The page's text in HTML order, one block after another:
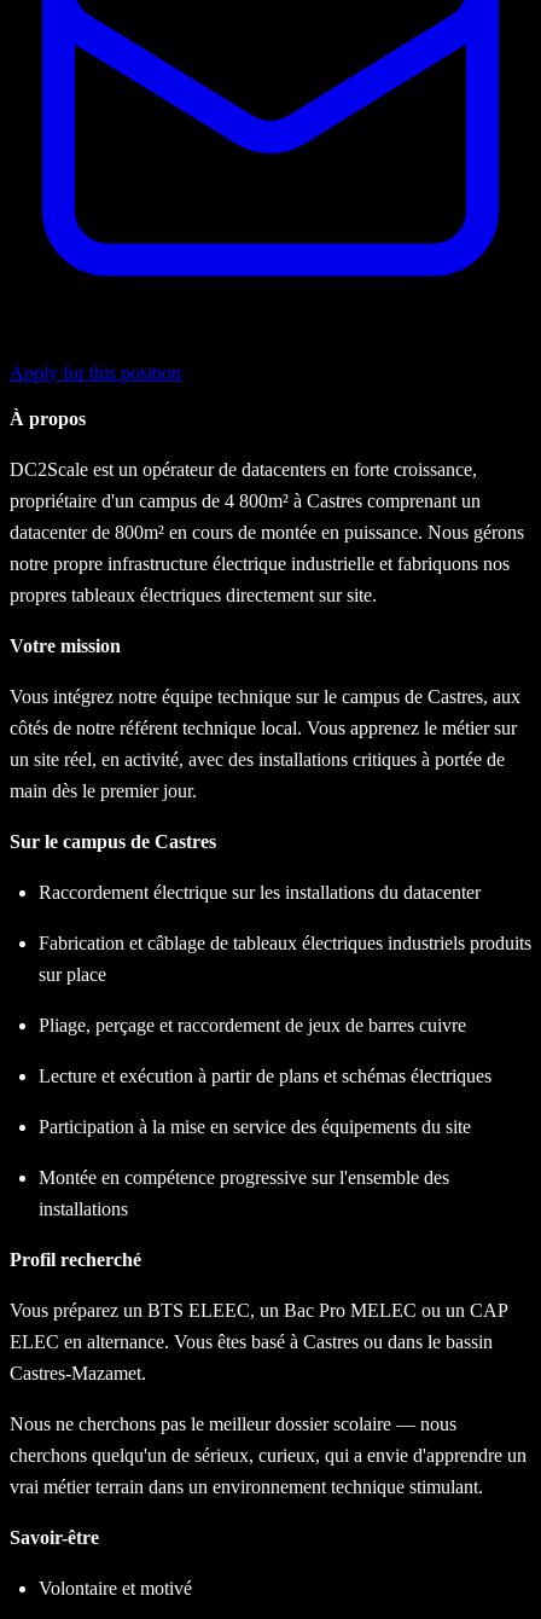
Apply for this position
À propos
DC2Scale est un opérateur de datacenters en forte croissance,
propriétaire d'un campus de 4 800m² à Castres comprenant un
datacenter de 800m² en cours de montée en puissance. Nous gérons
notre propre infrastructure électrique industrielle et fabriquons nos
propres tableaux électriques directement sur site.
Votre mission
Vous intégrez notre équipe technique sur le campus de Castres, aux
côtés de notre référent technique local. Vous apprenez le métier sur
un site réel, en activité, avec des installations critiques à portée de
main dès le premier jour.
Sur le campus de Castres
Raccordement électrique sur les installations du datacenter
Fabrication et câblage de tableaux électriques industriels produits
sur place
Pliage, perçage et raccordement de jeux de barres cuivre
Lecture et exécution à partir de plans et schémas électriques
Participation à la mise en service des équipements du site
Montée en compétence progressive sur l'ensemble des
installations
Profil recherché
Vous préparez un BTS ELEEC, un Bac Pro MELEC ou un CAP
ELEC en alternance. Vous êtes basé à Castres ou dans le bassin
Castres-Mazamet.
Nous ne cherchons pas le meilleur dossier scolaire — nous
cherchons quelqu'un de sérieux, curieux, qui a envie d'apprendre un
vrai métier terrain dans un environnement technique stimulant.
Savoir-être
Volontaire et motivé